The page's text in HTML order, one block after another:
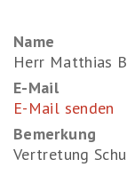
Name
Herr Matthias
E-Mail
E-Mail senden
Bemerkung
Vertretung